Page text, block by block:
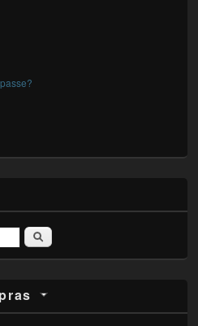
Pesquisar